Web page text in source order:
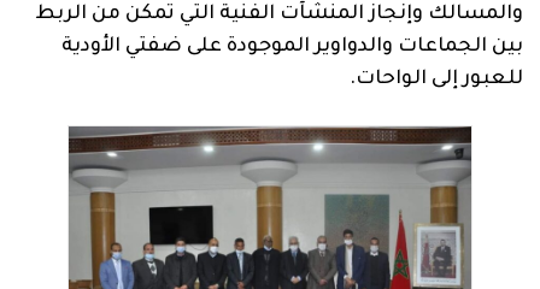
والمسالك وإنجاز المنشآت الفنية التي تمكن من الربط
بين الجماعات والدواوير الموجودة على ضفتي الأودية
للعبور إلى الواحات.